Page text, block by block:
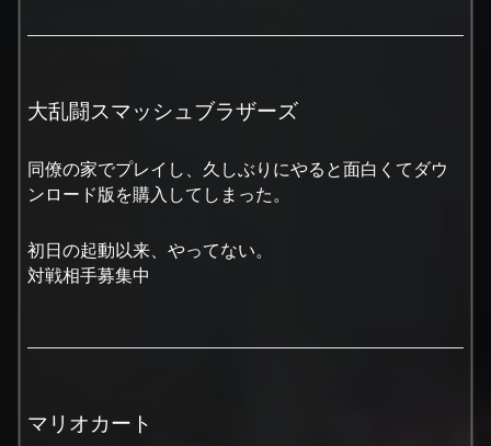
大乱闘スマッシュブラザーズ
同僚の家でプレイし、久しぶりにやると面白くてダウ
ンロード版を購入してしまった。
初日の起動以来、やってない。
対戦相手募集中
マリオカート